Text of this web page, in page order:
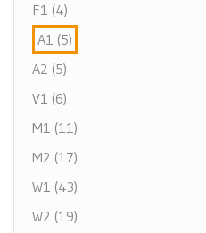
F1 (4)
A1 (5)
A2 (5)
V1 (6)
M1 (11)
M2 (17)
W1 (43)
W2 (19)